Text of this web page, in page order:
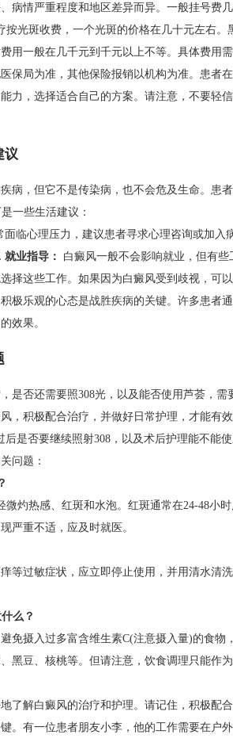
病情严重程度和地区差异而异。一般挂号费
按光斑收费，一个光斑的价格在几十元左右。
用一般在几千元到千元以上不等。具体费用
保局为准，其他保险报销以机构为准。患者
力，选择适合自己的方案。请注意，不要轻
议
病，但它不是传染病，也不会危及生命。患
一些生活建议：
面临心理压力，建议患者寻求心理咨询或加入
就业指导：
白癜风一般不会影响就业，但有
择这些工作。如果因为白癜风受到歧视，可以
极乐观的心态是战胜疾病的关键。许多患者
效果。
是否还需要照308光，以及能否使用芦荟，需
，积极配合治疗，并做好日常护理，才能有
是否要继续照射308，以及术后护理能不能使
问题：
微灼热感、红斑和水泡。红斑通常在24-48小
严重不适，应及时就医。
等过敏症状，应立即停止使用，并用清水清
么？
免摄入过多富含维生素C(注意摄入量)的食物
黑豆、核桃等。但请注意，饮食调理只能作
了解白癜风的治疗和护理。请记住，积极配
。有一位患者朋友小李，他的工作需要在户